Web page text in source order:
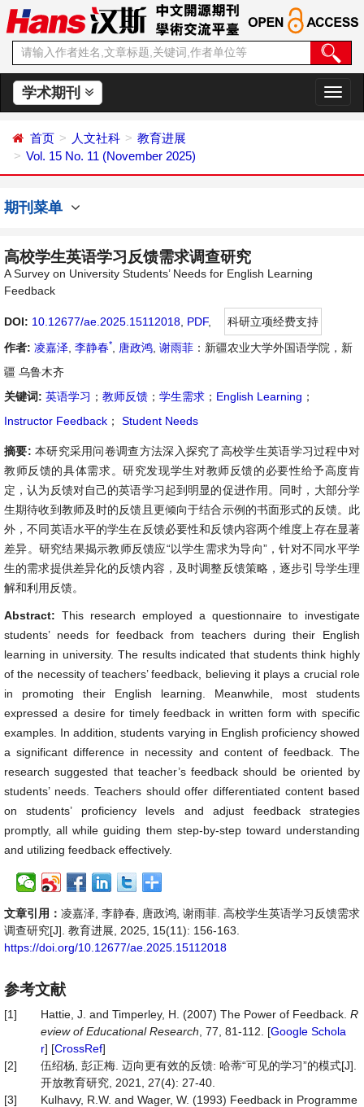
学术期刊
切
换
首页 人文社科
教育进展
Vol. 15 No. 11 (November 2025)
期刊菜单
高校学生英语学习反馈需求调查研究
A Survey on University Students’ Needs for English Learning
Feedback
DOI: 10.12677/ae.2025.15112018 PDF,
科研立项经费支持
作者: 凌嘉泽 李静春* 唐政鸿 谢雨菲 ：新疆农业大学外国语学院，新
疆 乌鲁木齐
关键词: 英语学习 ； 教师反馈 ； 学生需求 ； English Learning ；
Instructor Feedback ； Student Needs
摘要: 本研究采用问卷调查方法深入探究了高校学生英语学习过程中对
教师反馈的具体需求。研究发现学生对教师反馈的必要性给予高度肯
定，认为反馈对自己的英语学习起到明显的促进作用。同时，大部分学
生期待收到教师及时的反馈且更倾向于结合示例的书面形式的反馈。此
外，不同英语水平的学生在反馈必要性和反馈内容两个维度上存在显著
差异。研究结果揭示教师反馈应“以学生需求为导向”，针对不同水平学
生的需求提供差异化的反馈内容，及时调整反馈策略，逐步引导学生理
解和利用反馈。
Abstract: This research employed a questionnaire to investigate
students’ needs for feedback from teachers during their English
learning in university. The results indicated that students think highly
of the necessity of teachers’ feedback, believing it plays a crucial role
in promoting their English learning. Meanwhile, most students
expressed a desire for timely feedback in written form with specific
examples. In addition, students varying in English proficiency showed
a significant difference in necessity and content of feedback. The
research suggested that teacher’s feedback should be oriented by
students’ needs. Teachers should offer differentiated content based
on students’ proficiency levels and adjust feedback strategies
promptly, all while guiding them step-by-step toward understanding
and utilizing feedback effectively.
文章引用： 凌嘉泽, 李静春, 唐政鸿, 谢雨菲. 高校学生英语学习反馈需求
调查研究[J]. 教育进展, 2025, 15(11): 156-163.
https://doi.org/10.12677/ae.2025.15112018
参考文献
[1] Hattie, J. and Timperley, H. (2007) The Power of Feedback. R
eview of Educational Research , 77, 81-112. [Google Schola
r] [CrossRef]
[2]
伍绍杨, 彭正梅. 迈向更有效的反馈: 哈蒂“可见的学习”的模式[J].
开放教育研究, 2021, 27(4): 27-40.
[3]
Kulhavy, R.W. and Wager, W. (1993) Feedback in Programme